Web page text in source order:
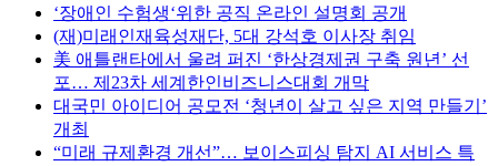
‘장애인 수험생‘위한 공직 온라인 설명회 공개
(재)미래인재육성재단, 5대 강석호 이사장 취임
美 애틀랜타에서 울려 퍼진 ‘한상경제권 구축 원년’ 선
포… 제23차 세계한인비즈니스대회 개막
대국민 아이디어 공모전 ‘청년이 살고 싶은 지역 만들기’
개최
“미래 규제환경 개선”… 보이스피싱 탐지 AI 서비스 특